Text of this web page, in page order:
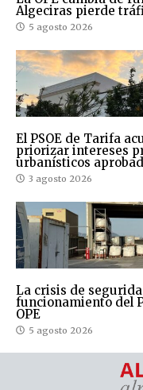
Algeciras pierde
5 agosto 2026
El PSOE de Tarifa
priorizar intereses
urbanísticos
3 agosto 2026
La crisis de
funcionamiento del
OPE
5 agosto 2026